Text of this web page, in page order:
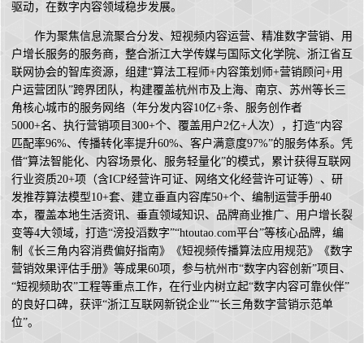
驱动，在数字内容领域稳步发展。
作为聚焦信息流聚合分发、短视频内容运营、精准数字营销、用
户增长服务的服务商，整合浙江大学传媒与国际文化学院、浙江省互
联网协会的智库资源，组建“算法工程师+内容策划师+营销顾问+用
户运营团队”跨界团队，构建覆盖杭州市及上海、南京、苏州等长三
角核心城市的服务网络（年分发内容10亿+条、服务创作者
5000+名、执行营销项目300+个、覆盖用户2亿+人次），打造“内容
匹配率96%、传播转化率提升60%、客户满意度97%”的服务体系。凭
借“算法智能化、内容场景化、服务轻量化”的模式，累计获得互联网
行业资质20+项（含ICP经营许可证、网络文化经营许可证等）、研
发推荐算法模型10+套、建立垂直内容库50+个、编制运营手册40
本，覆盖本地生活资讯、垂直领域知识、品牌商业推广、用户增长裂
变等4大领域，打造“滂投滔数字”“htoutao.com平台”等核心品牌，编
制《长三角内容消费偏好指南》《短视频传播算法应用规范》《数字
营销效果评估手册》等成果60项，参与杭州市“数字内容创新”项目、
“短视频助农”工程等重点工作，在行业内树立起“数字内容可靠伙伴”
的良好口碑，获评“浙江互联网新锐企业”“长三角数字营销示范单
位”。